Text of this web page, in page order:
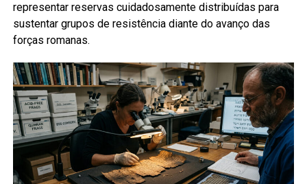
representar reservas cuidadosamente distribuídas para
sustentar grupos de resistência diante do avanço das
forças romanas.